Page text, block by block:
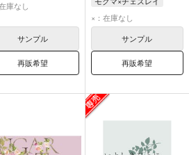
士郎
庫なし
サンプル
再販希望
モクマ・エンドウ
チェズレイ・ニコルズ
×：在庫なし
サンプル
再販希望